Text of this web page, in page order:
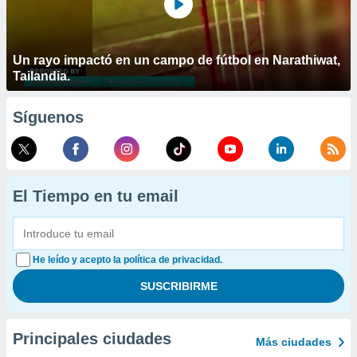
Un rayo impactó en un campo de fútbol en Narathiwat,
Tailandia.
Síguenos
El Tiempo en tu email
He leído y acepto la política de privacidad.
Principales ciudades Más ciudades